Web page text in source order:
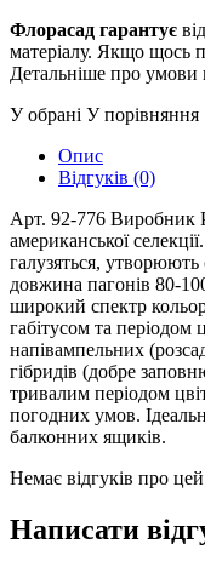
Флорасад гарантує
матеріалу. Якщо щось
Детальніше про умови
У обрані У порівняння
Опис
Відгуків (0)
Арт. 92-776 Виробник
американської
галузяться,
довжина пагонів 80-
широкий спектр
габітусом та періодом
напівампельних
гібридів (добре
тривалим періодом
погодних умов.
балконних ящиків.
Немає відгуків про
Написати